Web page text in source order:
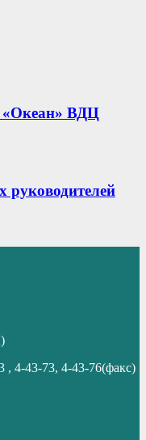
«Океан» ВДЦ
, 4-43-73, 4-43-76(факс)